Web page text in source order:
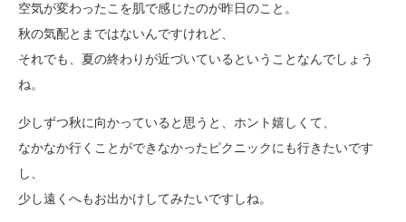
空気が変わったこを肌で感じたのが昨日のこと。
秋の気配とまではないんですけれど、
それでも、夏の終わりが近づいているということなんでしょう
ね。
少しずつ秋に向かっていると思うと、ホント嬉しくて、
なかなか行くことができなかったピクニックにも行きたいです
し、
少し遠くへもお出かけしてみたいですしね。